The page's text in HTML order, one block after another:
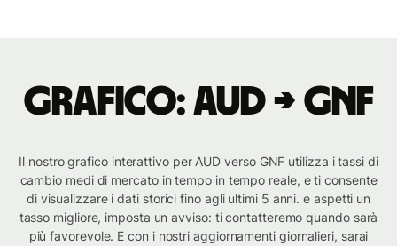
Grafico: AUD → GNF
Il nostro grafico interattivo per AUD verso GNF utilizza i tassi di
cambio medi di mercato in tempo in tempo reale, e ti consente
di visualizzare i dati storici fino agli ultimi 5 anni. e aspetti un
tasso migliore, imposta un avviso: ti contatteremo quando sarà
più favorevole. E con i nostri aggiornamenti giornalieri, sarai